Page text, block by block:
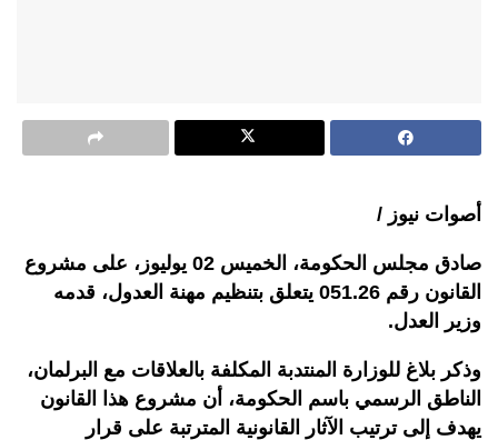
أصوات نيوز /
صادق مجلس الحكومة، الخميس 02 يوليوز، على مشروع
القانون رقم 051.26 يتعلق بتنظيم مهنة العدول، قدمه
وزير العدل.
وذكر بلاغ للوزارة المنتدبة المكلفة بالعلاقات مع البرلمان،
الناطق الرسمي باسم الحكومة، أن مشروع هذا القانون
يهدف إلى ترتيب الآثار القانونية المترتبة على قرار